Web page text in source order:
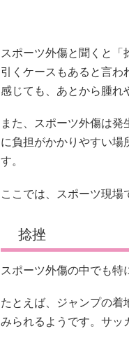
スポーツ外傷の中でも特
たとえば、ジャンプの着
症状としては、腫れ・熱
いだけだから平気」と無
骨折・脱臼
強い衝撃によって起こ
接触プレーや転倒時に発
「動かせるから骨折では